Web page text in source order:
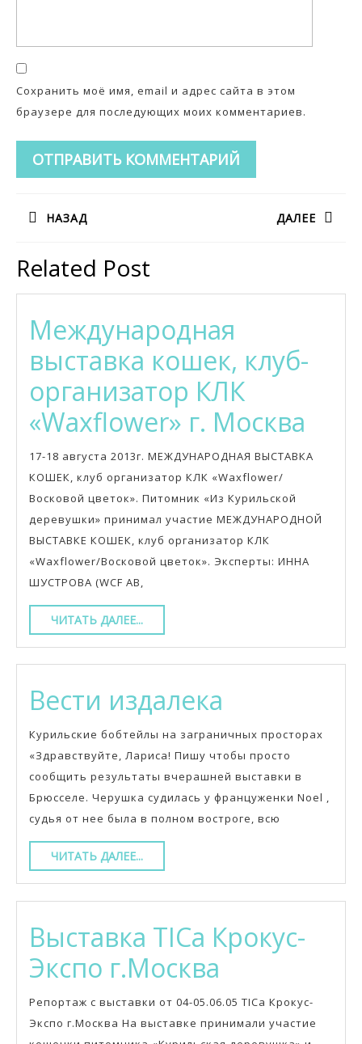
Сохранить моё имя, email и адрес сайта в этом
браузере для последующих моих комментариев.
Навигация
записям
НАЗАД
запись:
ДАЛЕЕ
Related Post
Международная
выставка кошек, клуб-
организатор КЛК
«Waxflower» г. Москва
КЛК
17-18 августа 2013г. МЕЖДУНАРОДНАЯ ВЫСТАВКА
КОШЕК, клуб организатор КЛК «Waxflower/
Восковой цветок». Питомник «Из Курильской
деревушки» принимал участие МЕЖДУНАРОДНОЙ
ВЫСТАВКЕ КОШЕК, клуб организатор КЛК
«Waxflower/Восковой цветок». Эксперты: ИННА
ШУСТРОВА (WCF АВ,
ЧИТАТЬ ДАЛЕЕ...ЧИТАТЬ
ДАЛЕЕ...
Вести издалека
издалека
Курильские бобтейлы на заграничных просторах
«Здравствуйте, Лариса! Пишу чтобы просто
сообщить результаты вчерашней выставки в
Брюсселе. Черушка судилась у француженки Noel ,
судья от нее была в полном востроге, всю
ЧИТАТЬ ДАЛЕЕ...ЧИТАТЬ
ДАЛЕЕ...
Выставка TICa Крокус-
Экспо г.Москва
TICa
Крокус-
Репортаж с выставки от 04-05.06.05 TICa Крокус-
Экспо г.Москва На выставке принимали участие